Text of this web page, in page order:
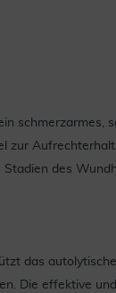
zur
Stadien des
das
Die effektive